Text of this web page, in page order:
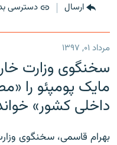
ارسال دسترسی
مرداد ۰۱, ۱۳۹۷
سخنگوی وزارت
مایک پومپئو را
داخلی کشور»
بهرام قاسمی، سخنگوی